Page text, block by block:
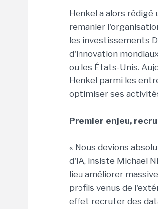
Henkel a alors
remanier
les investissements
d'innovation
ou les États-Unis.
Henkel parmi les
optimiser ses
Premier enjeu,
« Nous devions
d'IA, insiste Michael
lieu améliorer
profils venus de
effet recruter des